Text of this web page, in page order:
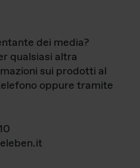
dei media?
qualsiasi altra
sui prodotti al
oppure tramite